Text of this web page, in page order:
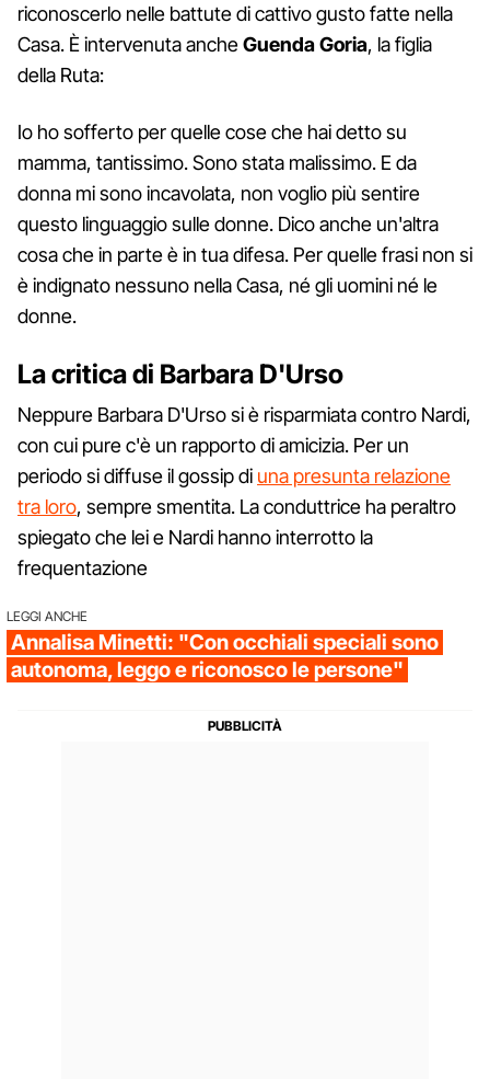
riconoscerlo nelle battute di cattivo gusto fatte nella
Casa. È intervenuta ancheGuenda Goria, la figlia
della Ruta:
Io ho sofferto per quelle cose che hai detto su
mamma, tantissimo. Sono stata malissimo. E da
donna mi sono incavolata, non voglio più sentire
questo linguaggio sulle donne. Dico anche un'altra
cosa che in parte è in tua difesa. Per quelle frasi non si
è indignato nessuno nella Casa, né gli uomini né le
donne.
La critica di Barbara D'Urso
Neppure Barbara D'Urso si è risparmiata contro Nardi,
con cui pure c'è un rapporto di amicizia. Per un
periodo si diffuse il gossip di una presunta relazione
tra loro, sempre smentita. La conduttrice ha peraltro
spiegato che lei e Nardi hanno interrotto la
frequentazione
LEGGI ANCHE
Annalisa Minetti: "Con occhiali speciali sono
autonoma, leggo e riconosco le persone"